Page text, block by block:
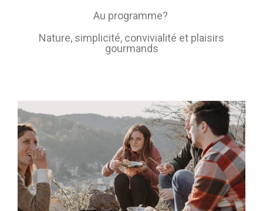
Au programme?
Nature, simplicité, convivialité et plaisirs
gourmands